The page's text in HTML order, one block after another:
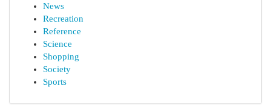
News
Recreation
Reference
Science
Shopping
Society
Sports